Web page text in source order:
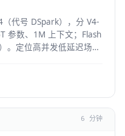
代号 DSpark），分 V4-
参数、1M 上下文；Flash
。定位高并发低延迟场
6 分钟